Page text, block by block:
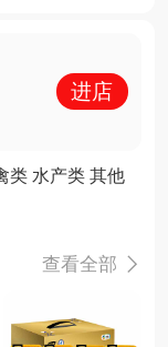
进店
类 水产类 其他
查看全部 